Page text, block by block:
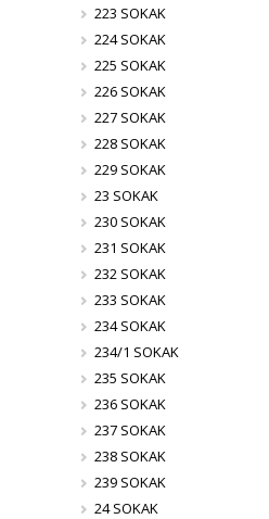
223 SOKAK
224 SOKAK
225 SOKAK
226 SOKAK
227 SOKAK
228 SOKAK
229 SOKAK
23 SOKAK
230 SOKAK
231 SOKAK
232 SOKAK
233 SOKAK
234 SOKAK
234/1 SOKAK
235 SOKAK
236 SOKAK
237 SOKAK
238 SOKAK
239 SOKAK
24 SOKAK